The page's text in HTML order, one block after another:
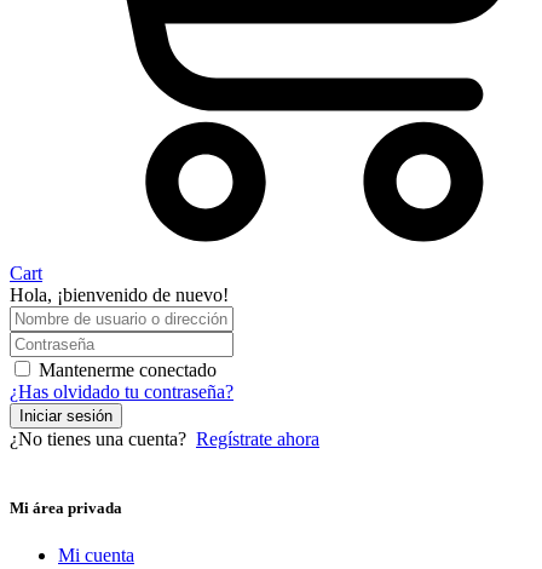
Cart
Hola, ¡bienvenido de nuevo!
Mantenerme conectado
¿Has olvidado tu contraseña?
Iniciar sesión
¿No tienes una cuenta? Regístrate ahora
Mi área privada
Mi cuenta